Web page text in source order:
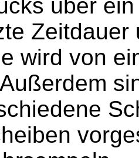
über
Zeitdauer
wird von